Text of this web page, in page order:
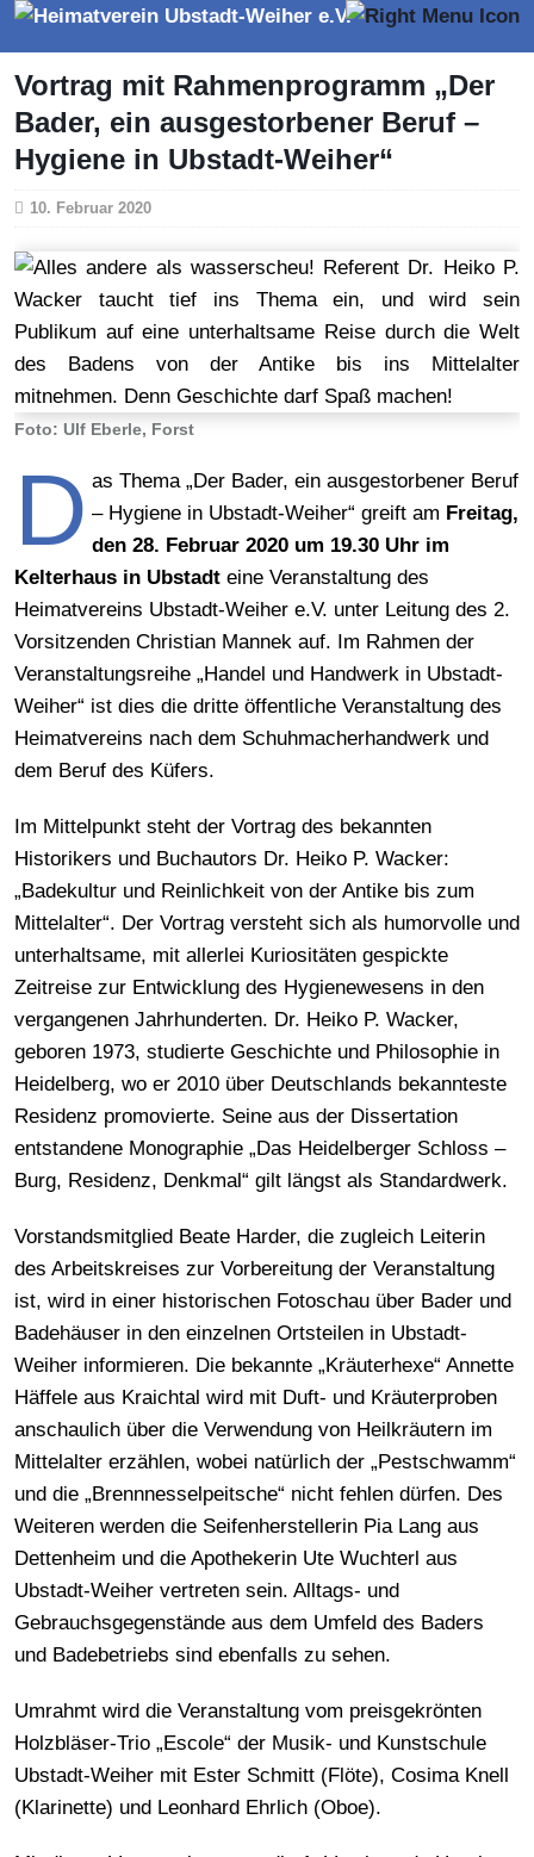
Vortrag mit Rahmenprogramm „Der
Bader, ein ausgestorbener Beruf –
Hygiene in Ubstadt-Weiher“
10. Februar 2020
Foto: Ulf Eberle, Forst
D as Thema „Der Bader, ein ausgestorbener Beruf
– Hygiene in Ubstadt-Weiher“ greift am Freitag,
den 28. Februar 2020 um 19.30 Uhr im
Kelterhaus in Ubstadt eine Veranstaltung des
Heimatvereins Ubstadt-Weiher e.V. unter Leitung des 2.
Vorsitzenden Christian Mannek auf. Im Rahmen der
Veranstaltungsreihe „Handel und Handwerk in Ubstadt-
Weiher“ ist dies die dritte öffentliche Veranstaltung des
Heimatvereins nach dem Schuhmacherhandwerk und
dem Beruf des Küfers.
Im Mittelpunkt steht der Vortrag des bekannten
Historikers und Buchautors Dr. Heiko P. Wacker:
„Badekultur und Reinlichkeit von der Antike bis zum
Mittelalter“. Der Vortrag versteht sich als humorvolle und
unterhaltsame, mit allerlei Kuriositäten gespickte
Zeitreise zur Entwicklung des Hygienewesens in den
vergangenen Jahrhunderten. Dr. Heiko P. Wacker,
geboren 1973, studierte Geschichte und Philosophie in
Heidelberg, wo er 2010 über Deutschlands bekannteste
Residenz promovierte. Seine aus der Dissertation
entstandene Monographie „Das Heidelberger Schloss –
Burg, Residenz, Denkmal“ gilt längst als Standardwerk.
Vorstandsmitglied Beate Harder, die zugleich Leiterin
des Arbeitskreises zur Vorbereitung der Veranstaltung
ist, wird in einer historischen Fotoschau über Bader und
Badehäuser in den einzelnen Ortsteilen in Ubstadt-
Weiher informieren. Die bekannte „Kräuterhexe“ Annette
Häffele aus Kraichtal wird mit Duft- und Kräuterproben
anschaulich über die Verwendung von Heilkräutern im
Mittelalter erzählen, wobei natürlich der „Pestschwamm“
und die „Brennnesselpeitsche“ nicht fehlen dürfen. Des
Weiteren werden die Seifenherstellerin Pia Lang aus
Dettenheim und die Apothekerin Ute Wuchterl aus
Ubstadt-Weiher vertreten sein. Alltags- und
Gebrauchsgegenstände aus dem Umfeld des Baders
und Badebetriebs sind ebenfalls zu sehen.
Umrahmt wird die Veranstaltung vom preisgekrönten
Holzbläser-Trio „Escole“ der Musik- und Kunstschule
Ubstadt-Weiher mit Ester Schmitt (Flöte), Cosima Knell
(Klarinette) und Leonhard Ehrlich (Oboe).